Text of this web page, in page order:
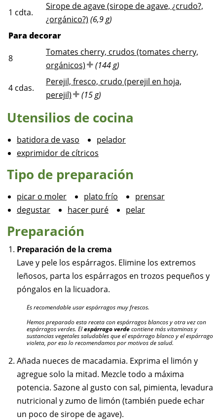
1 cdta.
Sirope de agave (sirope de agave, ¿crudo?,
¿orgánico?) (6,9 g)
Para decorar
8
Tomates cherry, crudos (tomates cherry,
orgánicos)
(144 g)
4 cdas.
Perejil, fresco, crudo (perejil en hoja,
perejil)
(15 g)
Utensilios de cocina
batidora de vaso
pelador
exprimidor de cítricos
Tipo de preparación
picar o moler plato frío
prensar
degustar
hacer puré pelar
Preparación
Preparación de la crema
Lave y pele los espárragos. Elimine los extremos
leñosos, parta los espárragos en trozos pequeños y
póngalos en la licuadora.
Es recomendable usar espárragos muy frescos.
Hemos preparado esta receta con espárragos blancos y otra vez con
espárragos verdes. Elespárrago verdecontiene más vitaminas y
sustancias vegetales saludables que el espárrago blanco y el espárrago
violeta, por eso lo recomendamos por motivos de salud.
Añada nueces de macadamia. Exprima el limón y
agregue solo la mitad. Mezcle todo a máxima
potencia. Sazone al gusto con sal, pimienta, levadura
nutricional y zumo de limón (también puede echar
un poco de sirope de agave).